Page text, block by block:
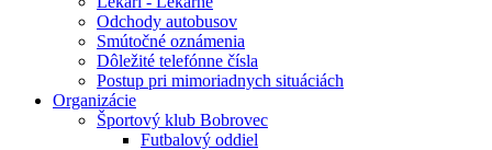
Odchody autobusov
Smútočné oznámenia
Dôležité telefónne čísla
Postup pri mimoriadnych situáciách
Organizácie
Športový klub Bobrovec
Futbalový oddiel